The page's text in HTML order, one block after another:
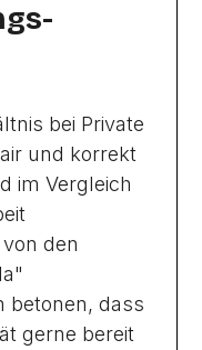
bei Private
und korrekt
im Vergleich
den
betonen, dass
gerne bereit